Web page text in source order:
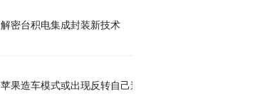
解密台积电集成封装新技术
苹果造车模式或出现反转自己造车！